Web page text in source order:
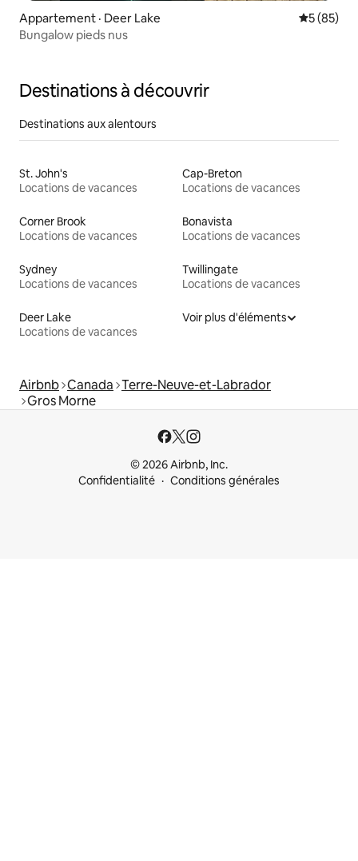
Appartement · Deer Lake Note
5 (85)
Bungalow pieds nus
Destinations à découvrir
Destinations aux alentours
St. John's
Locations de vacances
Cap-Breton
Locations de vacances
Corner Brook
Locations de vacances
Bonavista
Locations de vacances
Sydney
Locations de vacances
Twillingate
Locations de vacances
Deer Lake
Locations de vacances
Voir plus d'éléments
Airbnb Canada Terre-Neuve-et-Labrador
Gros Morne
© 2026 Airbnb, Inc.
Confidentialité
Conditions générales